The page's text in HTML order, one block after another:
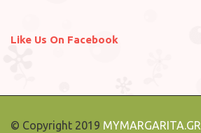
Like Us On Facebook
© Copyright 2019 MYMARGARITA.GR